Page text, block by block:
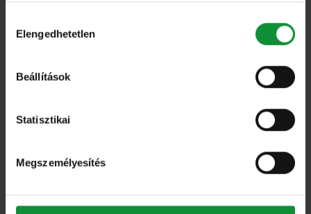
kiválasztása
Elengedhetetlen
Beállítások
Statisztikai
Megszemélyesítés
Marinált narancsos zöldsaláta
Forró szőlőragu tökmagolajos, fehérboros